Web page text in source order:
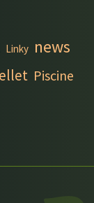
Linky news
Piscine